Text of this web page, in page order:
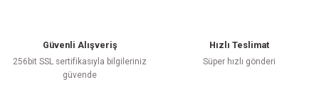
Güvenli Alışveriş
256bit SSL sertifikasıyla bilgileriniz
güvende
Hızlı Teslimat
Süper hızlı gönderi